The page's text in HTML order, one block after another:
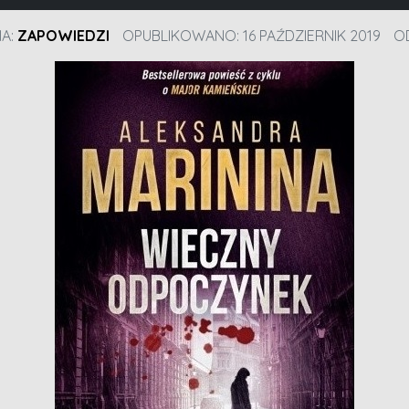
ZAPOWIEDZI OPUBLIKOWANO: 16 PAŹDZIERNIK 2019